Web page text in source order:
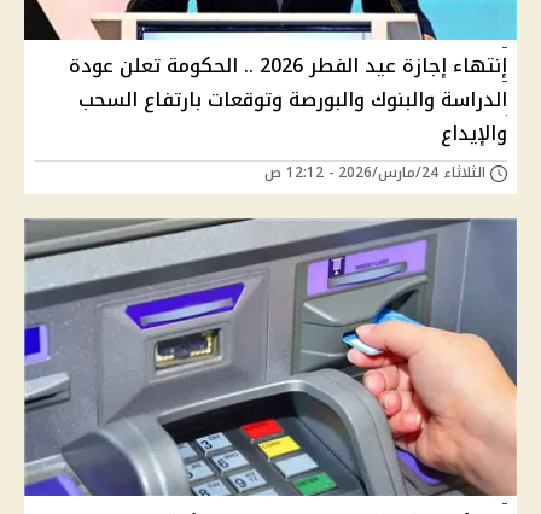
إنتهاء إجازة عيد الفطر 2026 .. الحكومة تعلن عودة
الدراسة والبنوك والبورصة وتوقعات بارتفاع السحب
والإيداع
الثلاثاء 24/مارس/2026 - 12:12 ص